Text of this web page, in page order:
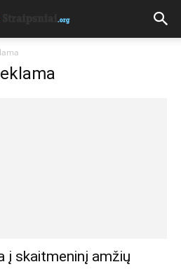
į skaitmeninį amžių